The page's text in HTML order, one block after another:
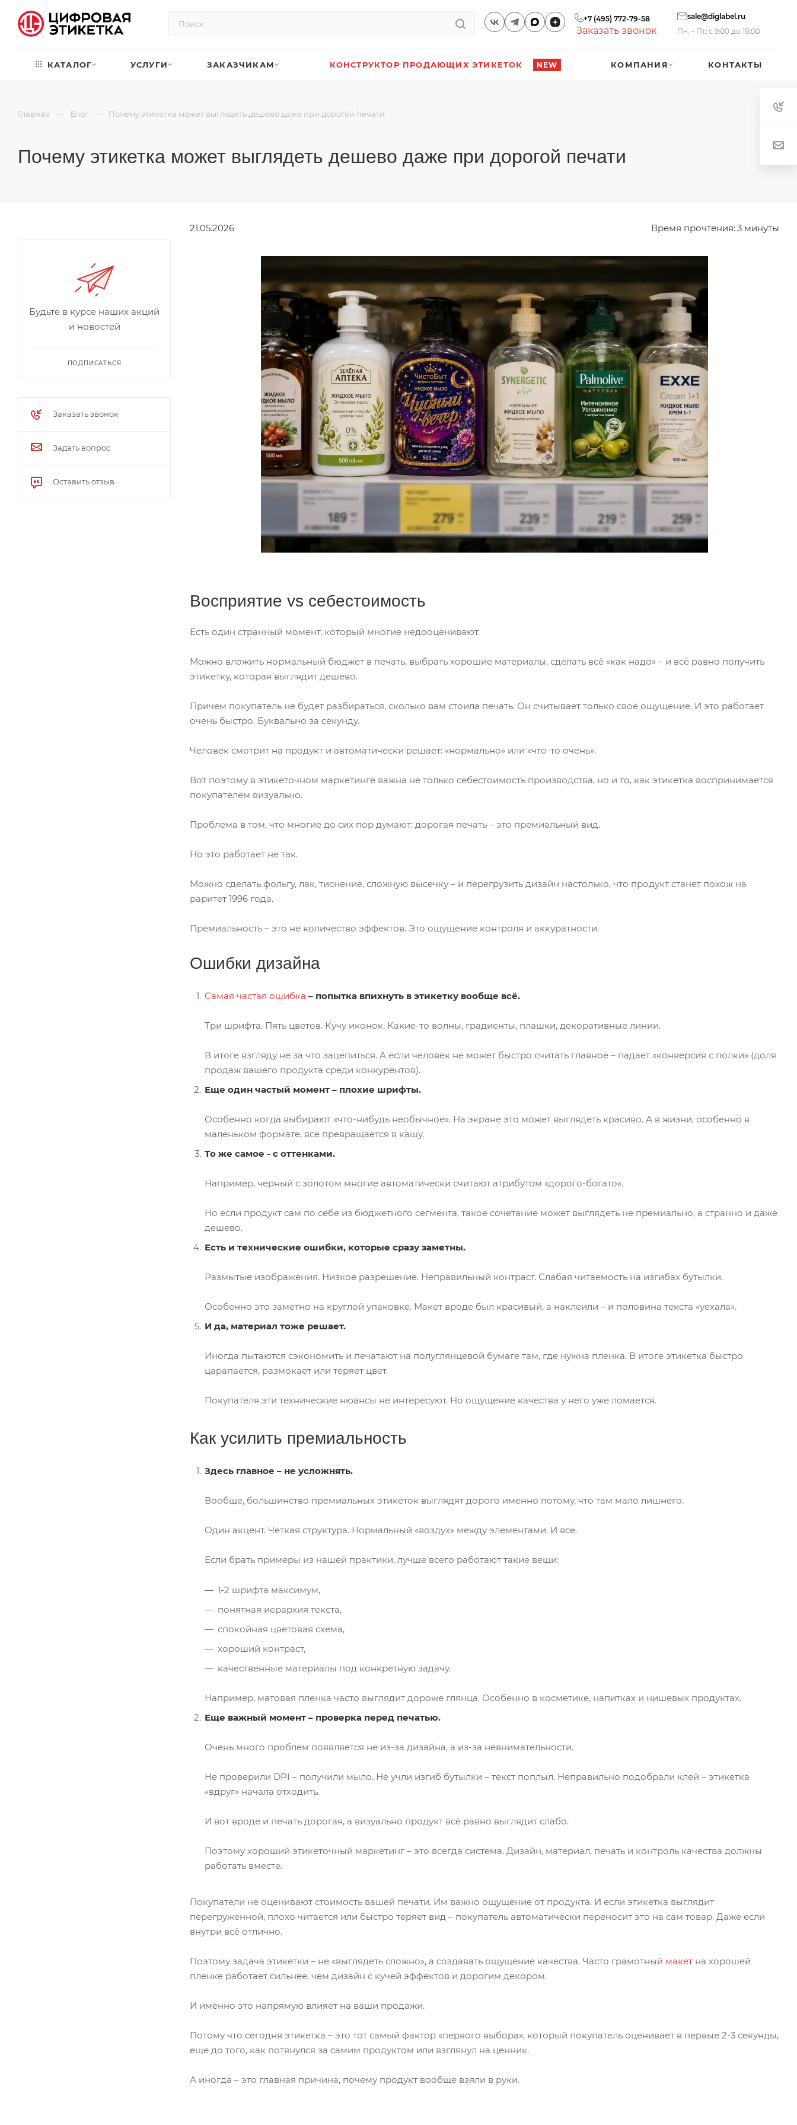
+7 (495) 772-79-58
Заказать звонок
sale@diglabel.ru
Пн. – Пт.: с 9:00 до 18:00
КАТАЛОГ УСЛУГИ ЗАКАЗЧИКАМ КОНСТРУКТОР ПРОДАЮЩИХ ЭТИКЕТОК NEW КОМПАНИЯ КОНТАКТЫ
Главная — Блог — Почему этикетка может выглядеть дешево даже при дорогой печати
Почему этикетка может выглядеть дешево даже при дорогой печати
21.05.2026 Время прочтения:3 минуты
Восприятие vs себестоимость
Есть один странный момент, который многие недооценивают.
Можно вложить нормальный бюджет в печать, выбрать хорошие материалы, сделать всё «как надо» – и всё равно получить
этикетку, которая выглядит дешево.
Причем покупатель не будет разбираться, сколько вам стоила печать. Он считывает только своё ощущение. И это работает
очень быстро. Буквально за секунду.
Человек смотрит на продукт и автоматически решает: «нормально» или «что-то очень».
Вот поэтому в этикеточном маркетинге важна не только себестоимость производства, но и то, как этикетка воспринимается
покупателем визуально.
Проблема в том, что многие до сих пор думают: дорогая печать – это премиальный вид.
Но это работает не так.
Можно сделать фольгу, лак, тиснение, сложную высечку – и перегрузить дизайн настолько, что продукт станет похож на
раритет 1996 года.
Премиальность – это не количество эффектов. Это ощущение контроля и аккуратности.
Ошибки дизайна
Самая частая ошибка – попытка впихнуть в этикетку вообще всё.
Три шрифта. Пять цветов. Кучу иконок. Какие-то волны, градиенты, плашки, декоративные линии.
В итоге взгляду не за что зацепиться. А если человек не может быстро считать главное – падает «конверсия с полки» (доля
продаж вашего продукта среди конкурентов).
Еще один частый момент – плохие шрифты.
Особенно когда выбирают «что-нибудь необычное». На экране это может выглядеть красиво. А в жизни, особенно в
маленьком формате, всё превращается в кашу.
То же самое - с оттенками.
Например, черный с золотом многие автоматически считают атрибутом «дорого-богато».
Но если продукт сам по себе из бюджетного сегмента, такое сочетание может выглядеть не премиально, а странно и даже
дешево.
Есть и технические ошибки, которые сразу заметны.
Размытые изображения. Низкое разрешение. Неправильный контраст. Слабая читаемость на изгибах бутылки.
Особенно это заметно на круглой упаковке. Макет вроде был красивый, а наклеили – и половина текста «уехала».
И да, материал тоже решает.
Иногда пытаются сэкономить и печатают на полуглянцевой бумаге там, где нужна пленка. В итоге этикетка быстро
царапается, размокает или теряет цвет.
Покупателя эти технические нюансы не интересуют. Но ощущение качества у него уже ломается.
Как усилить премиальность
Здесь главное – не усложнять.
Вообще, большинство премиальных этикеток выглядят дорого именно потому, что там мало лишнего.
Один акцент. Четкая структура. Нормальный «воздух» между элементами. И всё.
Если брать примеры из нашей практики, лучше всего работают такие вещи:
1-2 шрифта максимум,
понятная иерархия текста,
спокойная цветовая схема,
хороший контраст,
качественные материалы под конкретную задачу.
Например, матовая пленка часто выглядит дороже глянца. Особенно в косметике, напитках и нишевых продуктах.
Еще важный момент – проверка перед печатью.
Очень много проблем появляется не из-за дизайна, а из-за невнимательности.
Не проверили DPI – получили мыло. Не учли изгиб бутылки – текст поплыл. Неправильно подобрали клей – этикетка
«вдруг» начала отходить.
И вот вроде и печать дорогая, а визуально продукт всё равно выглядит слабо.
Поэтому хороший этикеточный маркетинг – это всегда система. Дизайн, материал, печать и контроль качества должны
работать вместе.
Покупатели не оценивают стоимость вашей печати. Им важно ощущение от продукта. И если этикетка выглядит
перегруженной, плохо читается или быстро теряет вид – покупатель автоматически переносит это на сам товар. Даже если
внутри всё отлично.
Поэтому задача этикетки – не «выглядеть сложно», а создавать ощущение качества. Часто грамотный макет на хорошей
пленке работает сильнее, чем дизайн с кучей эффектов и дорогим декором.
И именно это напрямую влияет на ваши продажи.
Потому что сегодня этикетка – это тот самый фактор «первого выбора», который покупатель оценивает в первые 2-3 секунды,
еще до того, как потянулся за самим продуктом или взглянул на ценник.
А иногда – это главная причина, почему продукт вообще взяли в руки.
Будьте в курсе наших акций
и новостей
ПОДПИСАТЬСЯ
Заказать звонок
Задать вопрос
Оставить отзыв